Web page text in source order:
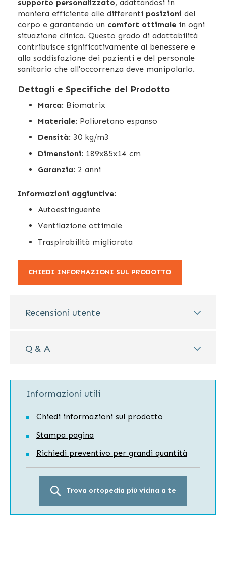
supporto personalizzato, adattandosi in
maniera efficiente alle differenti posizioni del
corpo e garantendo un comfort ottimale in ogni
situazione clinica. Questo grado di adattabilità
contribuisce significativamente al benessere e
alla soddisfazione dei pazienti e del personale
sanitario che all'occorrenza deve manipolarlo.
Dettagli e Specifiche del Prodotto
Marca: Biomatrix
Materiale: Poliuretano espanso
Densità: 30 kg/m3
Dimensioni: 189x85x14 cm
Garanzia: 2 anni
Informazioni aggiuntive:
Autoestinguente
Ventilazione ottimale
Traspirabilità migliorata
CHIEDI INFORMAZIONI SUL PRODOTTO
Recensioni utente
Q & A
Informazioni utili
Chiedi informazioni sul prodotto
Stampa pagina
Richiedi preventivo per grandi quantità
Trova ortopedia più vicina a te